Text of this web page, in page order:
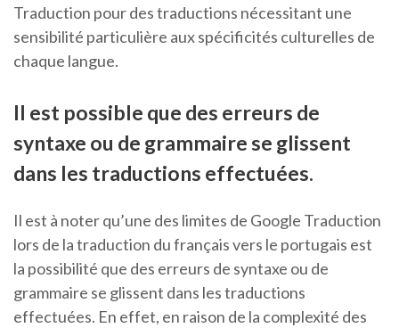
Traduction pour des traductions nécessitant une
sensibilité particulière aux spécificités culturelles de
chaque langue.
Il est possible que des erreurs de
syntaxe ou de grammaire se glissent
dans les traductions effectuées.
Il est à noter qu’une des limites de Google Traduction
lors de la traduction du français vers le portugais est
la possibilité que des erreurs de syntaxe ou de
grammaire se glissent dans les traductions
effectuées. En effet, en raison de la complexité des